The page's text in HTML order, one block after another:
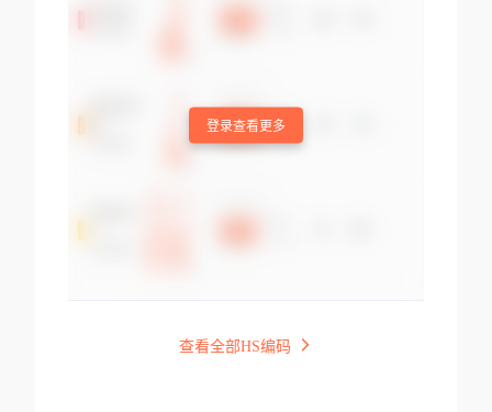
登录查看更多
查看全部HS编码